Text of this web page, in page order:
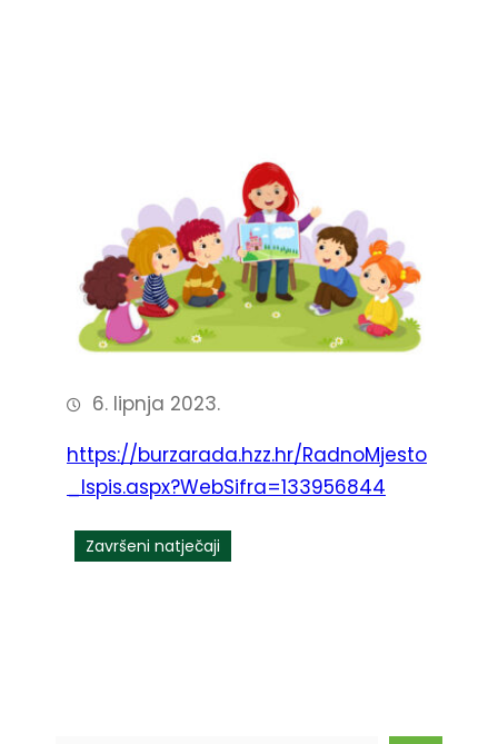
6. lipnja 2023.
https://burzarada.hzz.hr/RadnoMjesto
_Ispis.aspx?WebSifra=133956844
Završeni natječaji